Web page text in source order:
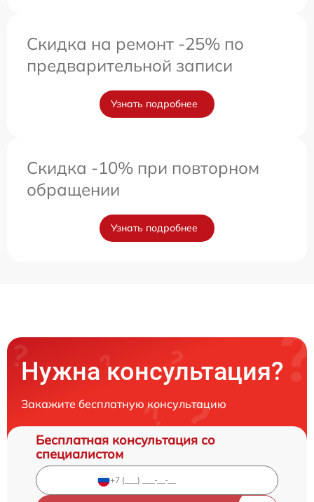
Скидка на ремонт -25% по
предварительной записи
Узнать подробнее
Скидка -10% при повторном
обращении
Узнать подробнее
Нужна консультация?
Закажите бесплатную консультацию
Бесплатная консультация со
специалистом